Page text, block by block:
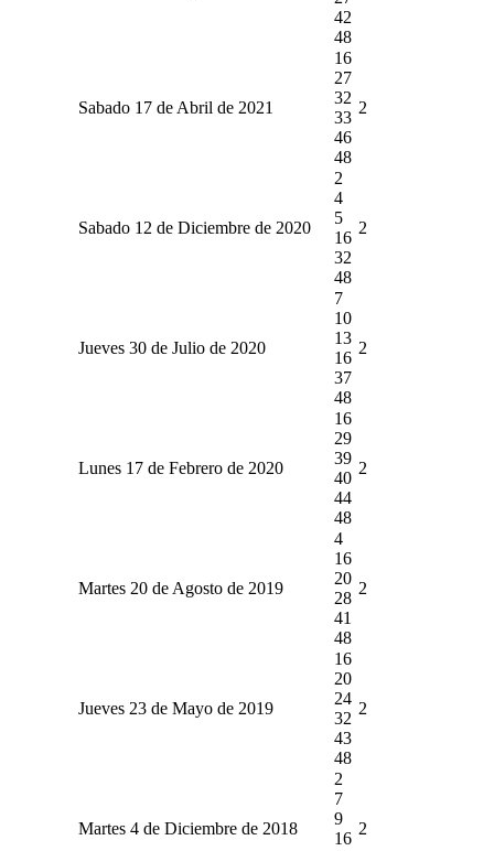
42
48
Sabado 17 de Abril de 2021
16
27
32
33
46
48
2
Sabado 12 de Diciembre de 2020
2
4
5
16
32
48
2
Jueves 30 de Julio de 2020
7
10
13
16
37
48
2
Lunes 17 de Febrero de 2020
16
29
39
40
44
48
2
Martes 20 de Agosto de 2019
4
16
20
28
41
48
2
Jueves 23 de Mayo de 2019
16
20
24
32
43
48
2
Martes 4 de Diciembre de 2018
2
7
9
16
2